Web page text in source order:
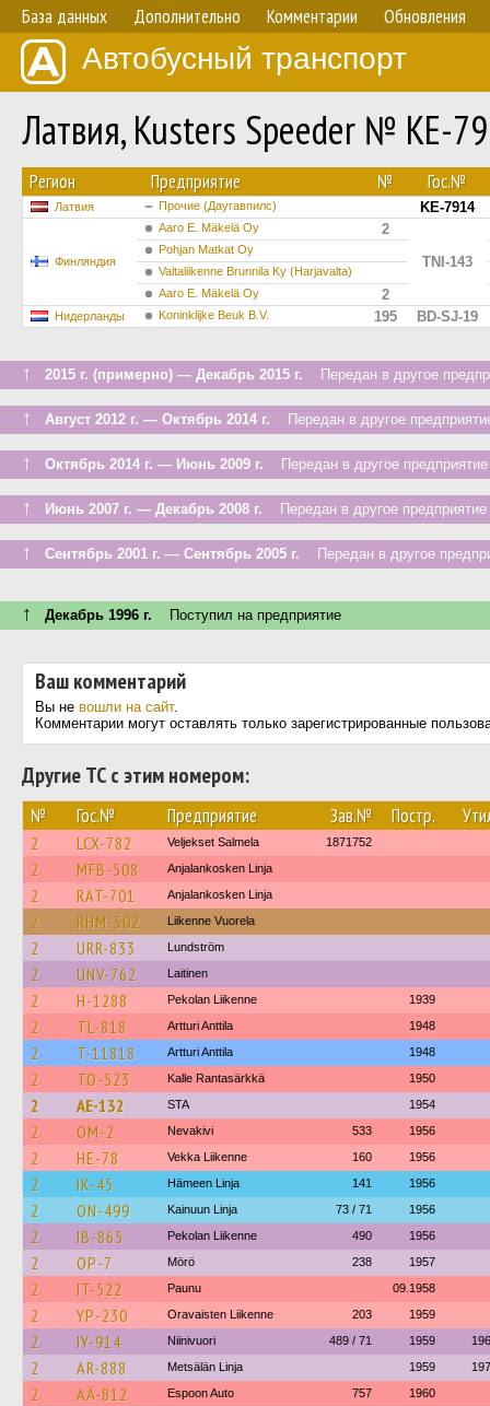
База данных Дополнительно Комментарии Обновления
Автобусный транспорт
Латвия, Kusters Speeder № KE-
Регион Предприятие № Гос.№
Латвия Прочие (Даугавпилс) KE-7914
Финляндия
Aaro E. Mäkelä Oy
2
TNI-143
Pohjan Matkat Oy
Valtaliikenne Brunnila Ky (Harjavalta)
Aaro E. Mäkelä Oy
2
Нидерланды Koninklijke Beuk B.V. 195 BD-SJ-19
↑ 2015 г. (примерно) — Декабрь 2015 г. Передан в другое
↑ Август 2012 г. — Октябрь 2014 г. Передан в другое
↑ Октябрь 2014 г. — Июнь 2009 г. Передан в другое
↑ Июнь 2007 г. — Декабрь 2008 г. Передан в другое предприятие
↑ Сентябрь 2001 г. — Сентябрь 2005 г. Передан в другое
↑ Декабрь 1996 г. Поступил на предприятие
Ваш комментарий
Вы не вошли на сайт.
Комментарии могут оставлять только зарегистрированные
Другие ТС с этим номером:
№ Гос.№ Предприятие Зав.№ Постр.
2 LCX-782 Veljekset Salmela 1871752
2 MFB-508 Anjalankosken Linja
2 RAT-701 Anjalankosken Linja
2 RHM-502 Liikenne Vuorela
2 URR-833 Lundström
2 UNV-762 Laitinen
2 H-1288 Pekolan Liikenne 1939
2 TL-818 Artturi Anttila 1948
2 T-11818 Artturi Anttila 1948
2 TO-523 Kalle Rantasärkkä 1950
2 AE-132 STA 1954
2 OM-2 Nevakivi 533 1956
2 HE-78 Vekka Liikenne 160 1956
2 IK-45 Hämeen Linja 141 1956
2 ON-499 Kainuun Linja 73 / 71 1956
2 IB-865 Pekolan Liikenne 490 1956
2 OP-7 Mörö 238 1957
2 IT-522 Paunu 09.1958
2 YP-230 Oravaisten Liikenne 203 1959
2 IY-914 Niinivuori 489 / 71 1959
2 AR-888 Metsälän Linja 1959
2 AÄ-812 Espoon Auto 757 1960